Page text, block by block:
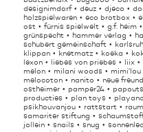
designimdorf
deuz djeco
holzspielwaren
eco brotbox
ost
fürnis spielwelt g.f. heim
grünspecht
hammer verlag
schubert gemeinschaft
klippan
knetmatz koeka
lexon
liebes von priebes liix
melon
milani woods mimi'lou
melocoton
nanito neue
ostheimer
pamper24
producties
plan toys
psikhouvanjou
rattstart
samariter stiftung
jollein
snails snug